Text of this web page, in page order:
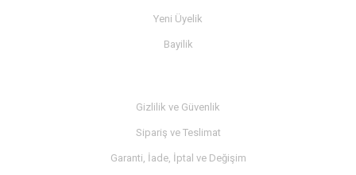
Yeni Üyelik
Bayilik
Gizlilik ve Güvenlik
Sipariş ve Teslimat
Garanti, İade, İptal ve Değişim